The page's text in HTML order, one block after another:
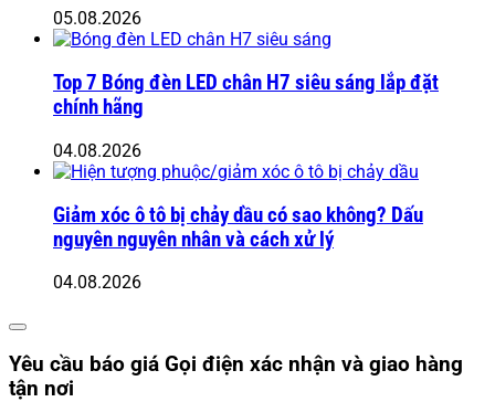
05.08.2026
Top 7 Bóng đèn LED chân H7 siêu sáng lắp đặt
chính hãng
04.08.2026
Giảm xóc ô tô bị chảy dầu có sao không? Dấu
nguyên nguyên nhân và cách xử lý
04.08.2026
Yêu cầu báo giá Gọi điện xác nhận và giao hàng
tận nơi